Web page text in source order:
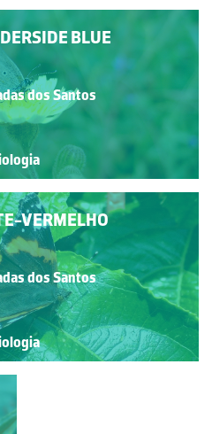
BLUE
dos Santos
VERMELHO
dos Santos